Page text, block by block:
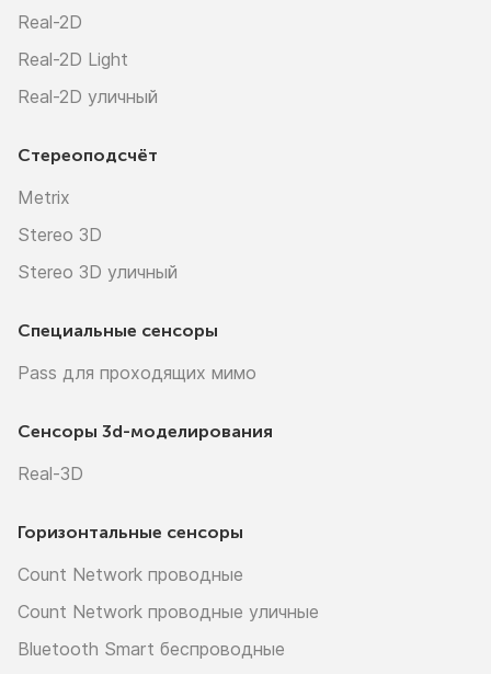
Real-2D
Real-2D Light
Real-2D уличный
Стереоподсчёт
Metrix
Stereo 3D
Stereo 3D уличный
Специальные сенсоры
Pass для проходящих мимо
Сенсоры 3d-моделирования
Real-3D
Горизонтальные сенсоры
Count Network проводные
Count Network проводные уличные
Bluetooth Smart беспроводные